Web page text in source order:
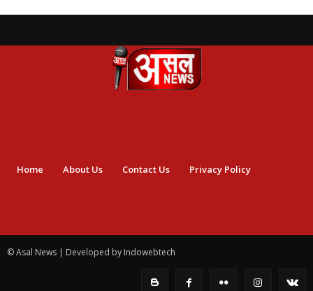
Home About Us Contact Us Privacy Policy
© Asal News | Developed by Indowebtech